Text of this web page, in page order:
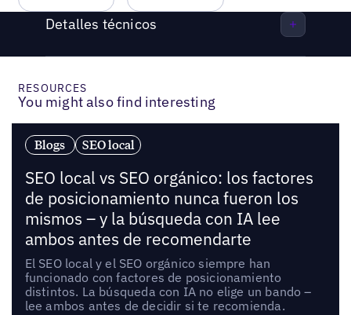
Detalles técnicos
RESOURCES
You might also find interesting
Blogs SEO local
SEO local vs SEO orgánico: los factores
de posicionamiento nunca fueron los
mismos – y la búsqueda con IA lee
ambos antes de recomendarte
El SEO local y el SEO orgánico siempre han
funcionado con factores de posicionamiento
distintos. La búsqueda con IA no elige un bando –
lee ambos antes de decidir si te recomienda.